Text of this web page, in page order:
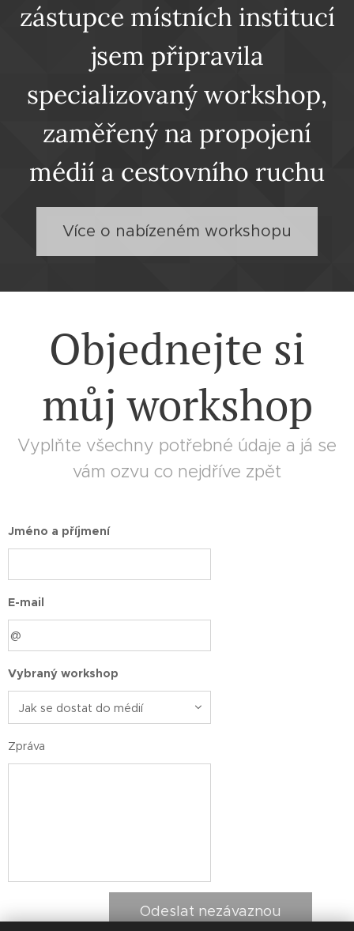
zástupce místních institucí
jsem připravila
specializovaný workshop,
zaměřený na propojení
médií a cestovního ruchu
Více o nabízeném workshopu
Objednejte si
můj workshop
Vyplňte všechny potřebné údaje a já se
vám ozvu co nejdříve zpět
Jméno a příjmení
E-mail
Vybraný workshop
Zpráva
Odeslat nezávaznou